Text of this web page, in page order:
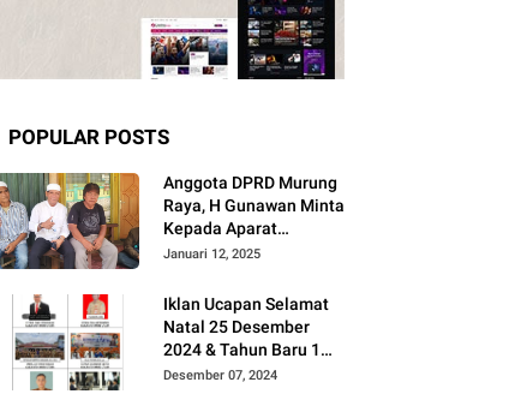
POPULAR POSTS
Anggota DPRD Murung
Raya, H Gunawan Minta
Kepada Aparat
Berantas judi dan
Instruksi Presiden RI
Januari 12, 2025
Iklan Ucapan Selamat
Natal 25 Desember
2024 & Tahun Baru 1
Januari 2025
Desember 07, 2024